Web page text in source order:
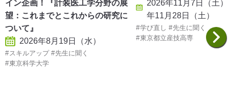
イン企画！『計装医工学分野の展
望：これまでとこれからの研究に
ついて』
2026年8月19日（水）
スキルアップ
先生に聞く
東京科学大学
2026年11月7日（土
年11月28日（土）
学び直し
先生に聞く
東京都立産技高専